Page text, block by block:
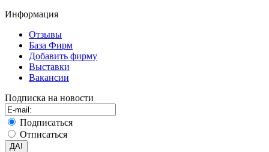
Информация
Отзывы
База Фирм
Добавить фирму
Выставки
Вакансии
Подписка на новости
Подписаться
Отписаться